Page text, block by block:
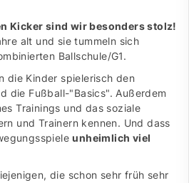
Kicker sind wir besonders stolz!
alt und sie tummeln sich
Ballschule/G1.
die Kinder spielerisch den
die Fußball-"Basics". Außerdem
Trainings und das soziale
und Trainern kennen. Und dass
unheimlich viel
die schon sehr früh sehr